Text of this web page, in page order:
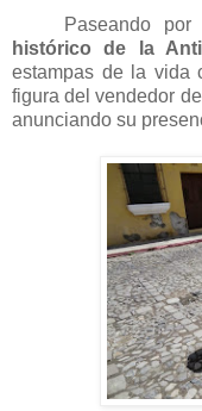
Paseando por
histórico de la
estampas de la vida
figura del vendedor
anunciando su